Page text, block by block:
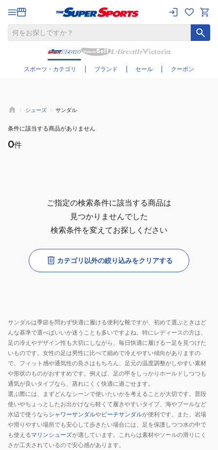
スポーツ・カテゴリ ブランド セール クーポン
さらに絞り込む
シューズ サンダル
条件に該当する商品がありません
0件
ご指定の検索条件に該当する商品は
見つかりませんでした
検索条件を変えてお探しください
カテゴリ以外の絞り込みをクリアする
サンダルは季節を問わず快適に履ける便利な靴ですが、初めて選ぶときはど
んな基準で選べばいいか迷うことも多いですよね。特にレディースの方は、
足の冷えやデザイン性も大切にしながら、毎日快適に履ける一足を見つけた
いものです。女性の足は男性に比べて細めで冷えやすい傾向がありますの
で、フィット感や通気性の良さはもちろん、足元の温度調整がしやすい素材
や形状のものがおすすめです。例えば、足の甲をしっかりホールドしつつも
通気が良いタイプなら、蒸れにくく快適に過ごせます。
選ぶ際には、まずどんなシーンで使いたいかを考えることが大切です。普段
使いやちょっとしたお出かけなら軽くて履きやすいタイプ、海やプールなど
水辺で使うなら シャワーサンダルやビーチサンダルが便利です。また、岩場
や滑りやすい場所でも安心して歩きたい場合には、足を保護しつつ水の中で
も使えるマリンシューズが適しています。これらは素材やソールの滑りにく
さが工夫されているので安心感があります。